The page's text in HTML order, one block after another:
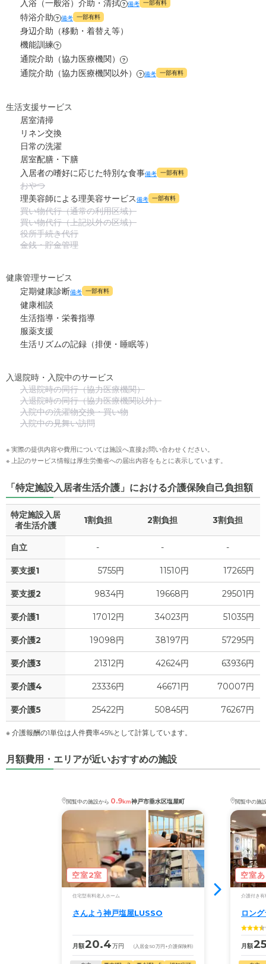
入浴（一般浴）介助・清拭 ? 備考 一部有料
特浴介助 ? 備考 一部有料
身辺介助（移動・着替え等）
機能訓練 ?
通院介助（協力医療機関） ?
通院介助（協力医療機関以外） ? 備考 一部有料
生活支援サービス
居室清掃
リネン交換
日常の洗濯
居室配膳・下膳
入居者の嗜好に応じた特別な食事備考 一部有料
おやつ
理美容師による理美容サービス備考 一部有料
買い物代行（通常の利用区域）
買い物代行（上記以外の区域）
役所手続き代行
金銭・貯金管理
健康管理サービス
定期健康診断備考 一部有料
健康相談
生活指導・栄養指導
服薬支援
生活リズムの記録（排便・睡眠等）
入退院時・入院中のサービス
入退院時の同行（協力医療機関）
入退院時の同行（協力医療機関以外）
入院中の洗濯物交換・買い物
入院中の見舞い訪問
※ 実際の提供内容や費用については施設へ直接お問い合わせください。
※ 上記のサービス情報は厚生労働省への届出内容をもとに表示しています。
「特定施設入居者生活介護」における介護保険自己負担額
特定施設入居
者生活介護
1割負担 2割負担 3割負担
自立 - - -
要支援1 5755円 11510円 17265円
要支援2 9834円 19668円 29501円
要介護1 17012円 34023円 51035円
要介護2 19098円 38197円 57295円
要介護3 21312円 42624円 63936円
要介護4 23336円 46671円 70007円
要介護5 25422円 50845円 76267円
※ 介護報酬の1単位は人件費率45%として計算しています。
月額費用・エリアが近いおすすめの施設
閲覧中の施設から 0.9km神戸市垂水区塩屋町
空室2室
住宅型有料老人ホーム
さんよう神戸塩屋LUSSO
月額20.4万円 (入居金50万円 +介護保険料)
閲覧中の施
空室
介護付き有
ロン
月額